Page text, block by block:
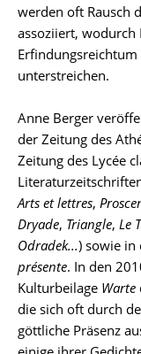
werden oft Rausch
assoziiert, wodurch
unterstreichen.
Anne Berger
der Zeitung des
Zeitung des Lycée
Arts et lettres,
Dryade, Triangle, Le
Odradek...) sowie in
présente. In den
Kulturbeilage Warte
die sich oft durch
göttliche Präsenz